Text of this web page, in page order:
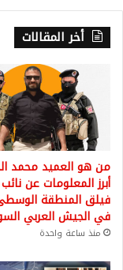
أخر المقالات
من هو العميد محمد
أبرز المعلومات عن
فيلق المنطقة
في الجيش العربي
منذ ساعة واحدة